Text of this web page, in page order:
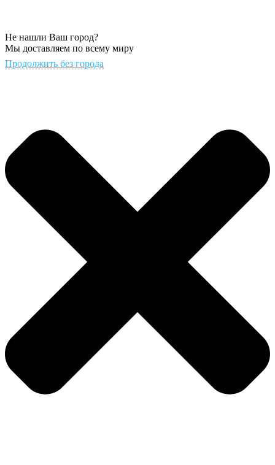
Не нашли Ваш город?
Мы доставляем по всему миру
Продолжить без города